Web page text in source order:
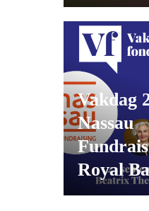
Vakdag
Nassau
Royal